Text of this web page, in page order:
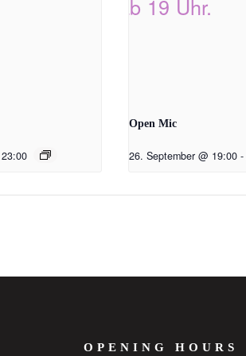
23:00
Open Mic
26. September @ 19:00 -
OPENING HOURS